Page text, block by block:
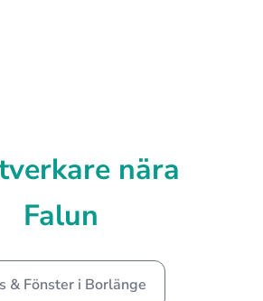
nära
Falun
& Fönster i Borlänge